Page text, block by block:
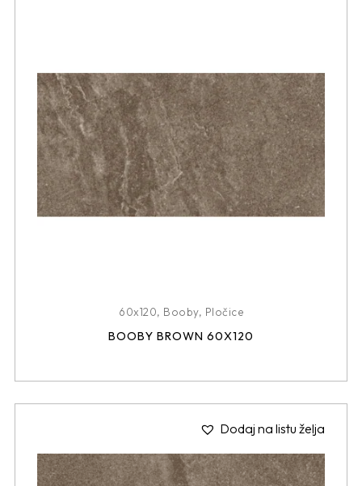
60x120, Booby, Pločice
BOOBY BROWN 60X120
Dodaj na listu želja